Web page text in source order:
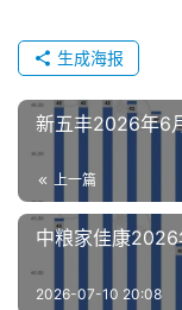
讯
闻
分
析
报
告
生成海报
新五丰2026年6
上一篇
中粮家佳康
2026-07-10 20:08